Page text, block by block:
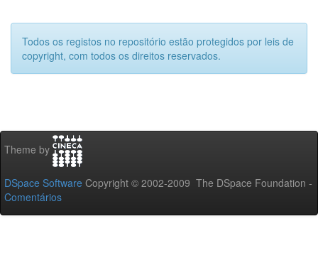
Todos os registos no repositório estão protegidos por leis de
copyright, com todos os direitos reservados.
Theme by
DSpace Software Copyright © 2002-2009 The DSpace Foundation -
Comentários